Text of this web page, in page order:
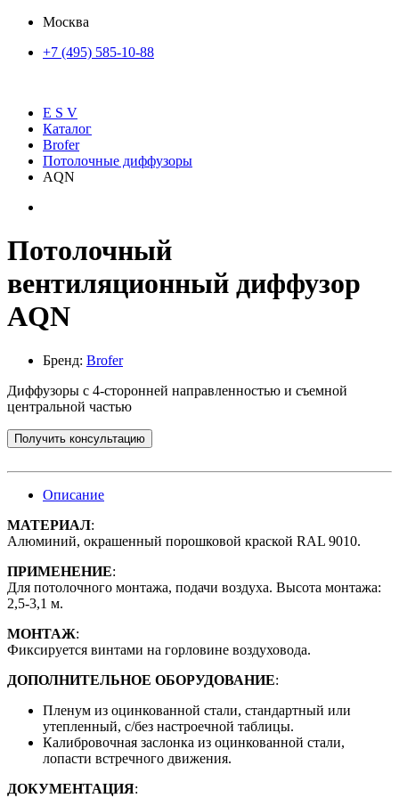
Москва
+7 (495) 585-10-88
E S V
Каталог
Brofer
Потолочные диффузоры
AQN
Потолочный
вентиляционный диффузор
AQN
Бренд: Brofer
Диффузоры с 4-сторонней направленностью и съемной
центральной частью
Получить консультацию
Описание
МАТЕРИАЛ:
Алюминий, окрашенный порошковой краской RAL 9010.
ПРИМЕНЕНИЕ:
Для потолочного монтажа, подачи воздуха. Высота монтажа:
2,5-3,1 м.
МОНТАЖ:
Фиксируется винтами на горловине воздуховода.
ДОПОЛНИТЕЛЬНОЕ ОБОРУДОВАНИЕ:
Пленум из оцинкованной стали, стандартный или
утепленный, с/без настроечной таблицы.
Калибровочная заслонка из оцинкованной стали,
лопасти встречного движения.
ДОКУМЕНТАЦИЯ: